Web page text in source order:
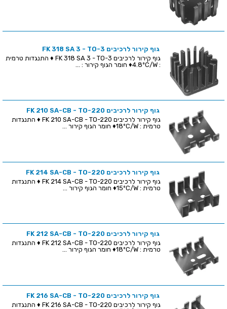
גוף קירור לרכיבים FK 318 SA 3 - TO-3
גוף קירור לרכיבים FK 318 SA 3 - TO-3 ♦ התנגדות טרמית
: 4.8ºC/W♦ חומר הגוף קירור : ...
גוף קירור לרכיבים FK 210 SA-CB - TO-220
גוף קירור לרכיבים FK 210 SA-CB - TO-220 ♦ התנגדות
טרמית : 18ºC/W♦ חומר הגוף קירור ...
גוף קירור לרכיבים FK 214 SA-CB - TO-220
גוף קירור לרכיבים FK 214 SA-CB - TO-220 ♦ התנגדות
טרמית : 15ºC/W♦ חומר הגוף קירור ...
גוף קירור לרכיבים FK 212 SA-CB - TO-220
גוף קירור לרכיבים FK 212 SA-CB - TO-220 ♦ התנגדות
טרמית : 18ºC/W♦ חומר הגוף קירור ...
גוף קירור לרכיבים FK 216 SA-CB - TO-220
גוף קירור לרכיבים FK 216 SA-CB - TO-220 ♦ התנגדות